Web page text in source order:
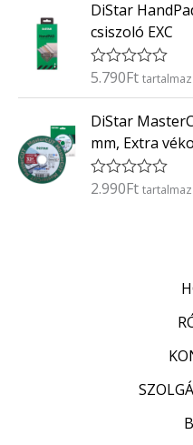
/
5
é
e
l
é
s
:
/
5
DiStar
csiszoló EXC
É
é
e
l
s
5.790Ft
DiStar
mm, Extra
É
2.990Ft